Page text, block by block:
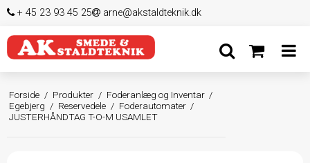
+ 45 23 93 45 25 arne@akstaldteknik.dk
Forside / Produkter / Foderanlæg og Inventar /
Egebjerg / Reservedele / Foderautomater /
JUSTERHÅNDTAG T-O-M USAMLET